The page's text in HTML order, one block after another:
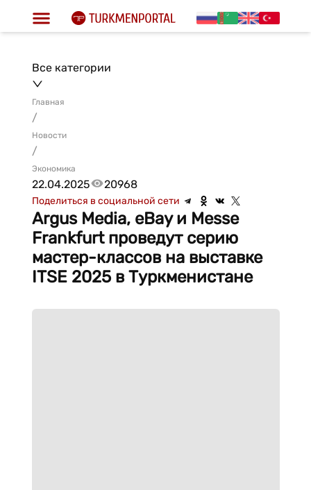
Все категории
Главная
/
Новости
/
Экономика
22.04.2025 20968
Поделиться в социальной сети
Argus Media, eBay и Messe
Frankfurt проведут серию
мастер-классов на выставке
ITSE 2025 в Туркменистане